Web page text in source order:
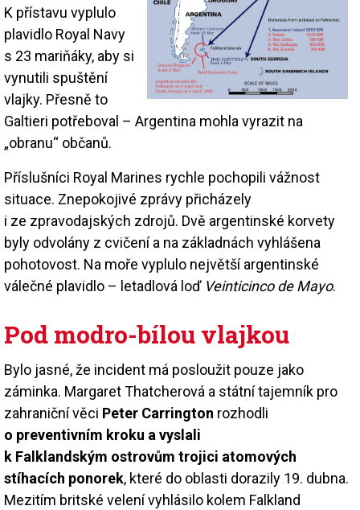
K přístavu vyplulo
plavidlo Royal Navy
s 23 mariňáky, aby si
vynutili spuštění
vlajky. Přesně to
Galtieri potřeboval – Argentina mohla vyrazit na
„obranu“ občanů.
Příslušníci Royal Marines rychle pochopili vážnost
situace. Znepokojivé zprávy přicházely
i ze zpravodajských zdrojů. Dvě argentinské korvety
byly odvolány z cvičení a na základnách vyhlášena
pohotovost. Na moře vyplulo největší argentinské
válečné plavidlo – letadlová loď Veinticinco de Mayo.
Pod modro-bílou vlajkou
Bylo jasné, že incident má posloužit pouze jako
záminka. Margaret Thatcherová a státní tajemník pro
zahraniční věci Peter Carrington rozhodli
o preventivním kroku a vyslali
k Falklandským ostrovům trojici atomových
stíhacích ponorek, které do oblasti dorazily 19. dubna.
Mezitím britské velení vyhlásilo kolem Falkland